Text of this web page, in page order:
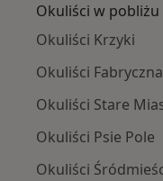
Okuliści w pobliżu
Okuliści Krzyki
Okuliści Fabryczna
Okuliści Stare
Okuliści Psie Pole
Okuliści